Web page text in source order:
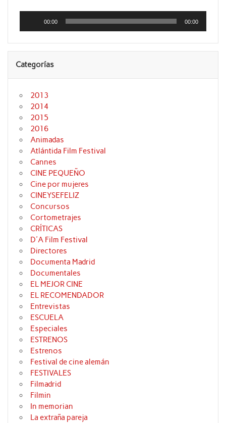
Reproductor
audio
00:00 00:00
Categorías
2013
2014
2015
2016
Animadas
Atlántida Film Festival
Cannes
CINE PEQUEÑO
Cine por mujeres
CINEYSEFELIZ
Concursos
Cortometrajes
CRÍTICAS
D'A Film Festival
Directores
Documenta Madrid
Documentales
EL MEJOR CINE
EL RECOMENDADOR
Entrevistas
ESCUELA
Especiales
ESTRENOS
Estrenos
Festival de cine alemán
FESTIVALES
Filmadrid
Filmin
In memorian
La extraña pareja